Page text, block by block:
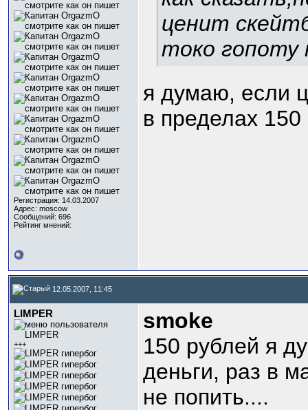
Регистрация: 14.03.2007
Адрес: moscow
Сообщений: 696
Рейтинг мнений:
ценит
токо гопоту
я думаю, если
в пределах 150
12.05.2007, 11:45
LIMPER
+++
smoke
150 рублей я
деньги, раз в
не попить....